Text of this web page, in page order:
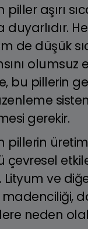
aşırı
duyarlıdır.
de düşük
olumsuz
bu pillerin
gerekir.
pillerin
çevresel
ve
neden